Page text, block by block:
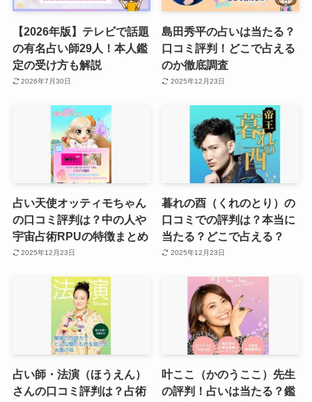
【2026年版】テレビで話題
の有名占い師29人！本人鑑
定の受け方も解説
2026年7月30日
島田秀平の占いは当たる？
口コミ評判！どこで占える
のか徹底調査
2025年12月23日
占い天使オッティモちゃん
の口コミ評判は？中の人や
宇宙占術RPUの特徴まとめ
2025年12月23日
暮れの酉（くれのとり）の
口コミでの評判は？本当に
当たる？どこで占える？
2025年12月23日
占い師・法演（ほうえん）
さんの口コミ評判は？占術
叶ここ（かのうここ）先生
の評判！占いは当たる？鑑